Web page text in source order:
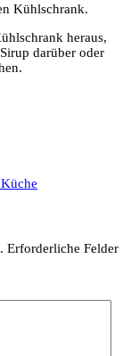
Kühlschrank.
heraus,
darüber oder
Erforderliche Felder